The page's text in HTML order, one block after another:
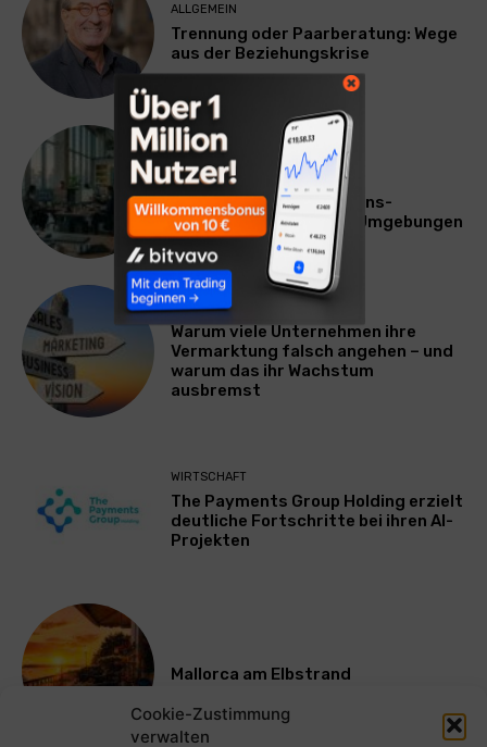
Cookie-Zustimmung
verwalten
ALLGEMEIN
Trennung oder Paarberatung: Wege
aus der Beziehungskrise
TECHNIK
SourcingBlox startet
CentaurNexus: Operations-
Plattform für Zscaler-Umgebungen
WERBUNG & MARKETING
Warum viele Unternehmen ihre
Vermarktung falsch angehen – und
warum das ihr Wachstum
ausbremst
WIRTSCHAFT
The Payments Group Holding erzielt
deutliche Fortschritte bei ihren AI-
Projekten
Mallorca am Elbstrand